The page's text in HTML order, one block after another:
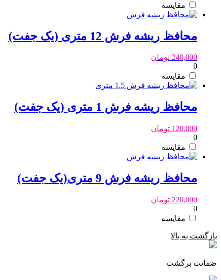
مقایسه
محافظ ریشه فرش 12 متری (یک جفت)
240,000 تومان
0
مقایسه
محافظ ریشه فرش 1 متری (یک جفت)
120,000 تومان
0
مقایسه
محافظ ریشه فرش 9 متری(یک جفت)
220,000 تومان
0
مقایسه
بازگشت به بالا
ضمانت برگشت